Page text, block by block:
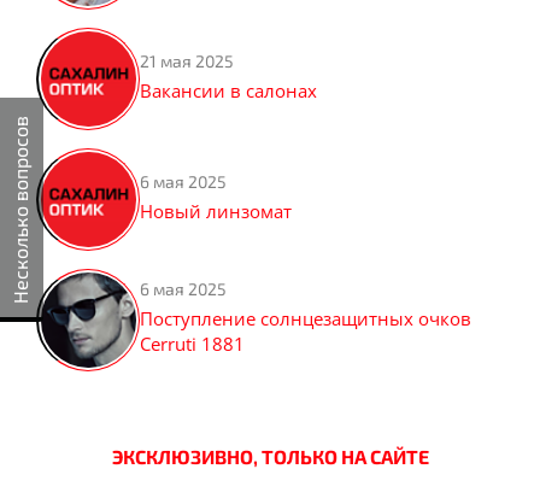
Несколько вопросов
21 мая 2025
Вакансии в салонах
6 мая 2025
Новый линзомат
6 мая 2025
Поступление солнцезащитных очков
Cerruti 1881
ЭКСКЛЮЗИВНО, ТОЛЬКО НА САЙТЕ